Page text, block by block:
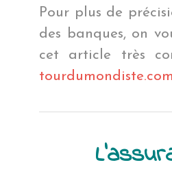
Pour plus de
des banques, on
cet article très